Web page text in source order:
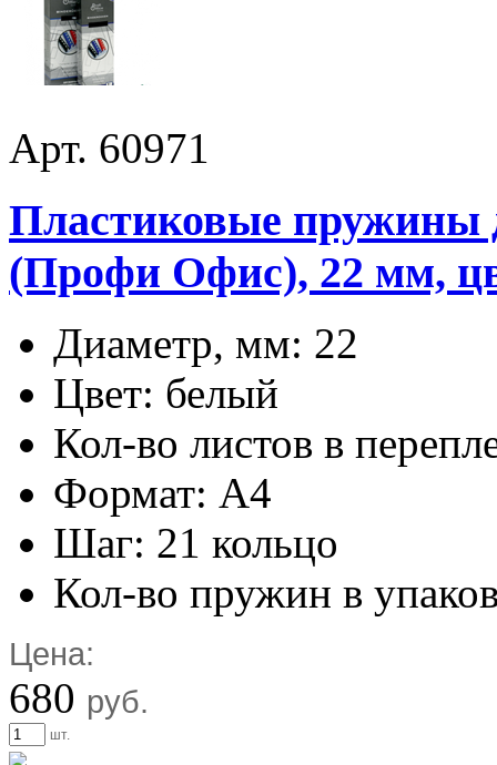
Арт. 60971
Пластиковые пружины
(Профи Офис), 22 мм,
Диаметр, мм: 22
Цвет: белый
Кол-во листов в
Формат: А4
Шаг: 21 кольцо
Кол-во пружин в
Цена:
680 руб.
шт.